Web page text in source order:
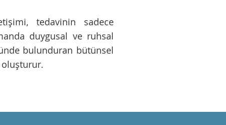
tedavinin sadece
duygusal ve ruhsal
bulunduran bütünsel
oluşturur.